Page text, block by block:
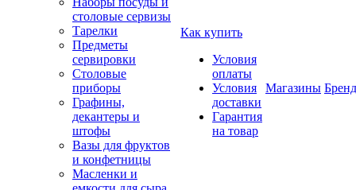
столовые сервизы
Тарелки
Предметы
сервировки
Столовые
приборы
Графины,
декантеры и
штофы
Вазы для фруктов
и конфетницы
Масленки и
Как купить
Условия
оплаты
Условия
доставки
Гарантия
на товар
Магазины